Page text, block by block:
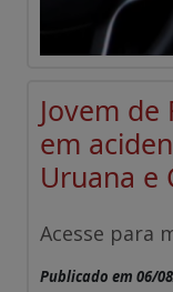
Jovem
em
Uruana e
Acesse para
Publicado em 06/